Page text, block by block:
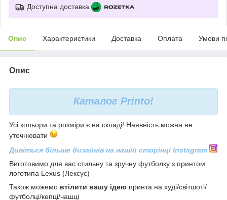
Доступна доставка
Опис Характеристики Доставка Оплата Умови
Опис
Каталог Printo!
Усі кольори та розміри є на складі! Наявність можна не
уточнювати
Дивіться більше дизайнів на нашій сторінці Instagram
Виготовимо для вас стильну та зручну футболку з принтом
логотипа Lexus (Лексус)
Також можемо втілити вашу ідею принта на худі/світшоті/
футболці/кепці/чашці